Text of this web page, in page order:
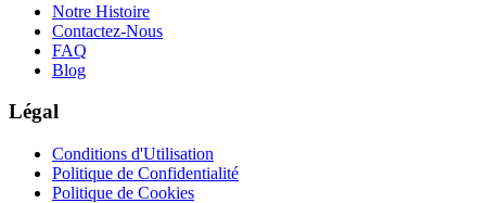
Notre Histoire
Contactez-Nous
FAQ
Blog
Légal
Conditions d'Utilisation
Politique de Confidentialité
Politique de Cookies